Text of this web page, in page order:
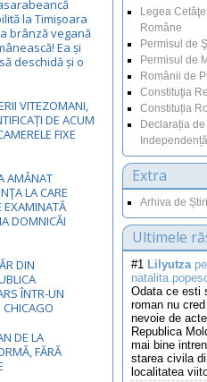
Legea
Române
Permisul de
Permisul de
Românii de
Constituţia
Constituția
Declarația de
Independență
Extra
Arhiva de Știri
Ultimele
#1 Lilyutza
Odata ce esti
roman nu
nevoie de
Republica
mai bine
starea civila
localitatea
la Timișoara
brânză vegană
Ea și
deschidă și o
VITEZOMANI,
DE ACUM
FIXE
AMÂNAT
LA CARE
EXAMINATĂ
DOMNICĂI
DIN
ÎNTR-UN
DE LA
FĂRĂ